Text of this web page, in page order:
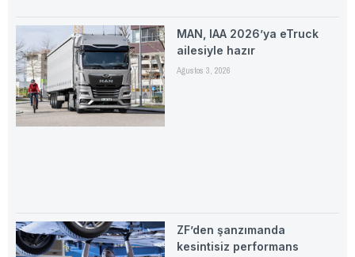
MAN, IAA 2026’ya eTruck
ailesiyle hazır
Ağustos 3, 2026
ZF’den şanzımanda
kesintisiz performans